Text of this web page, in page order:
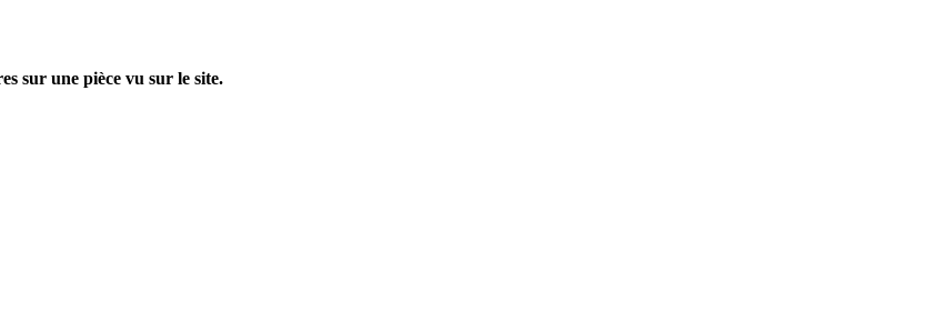
sur une pièce vu sur le site.